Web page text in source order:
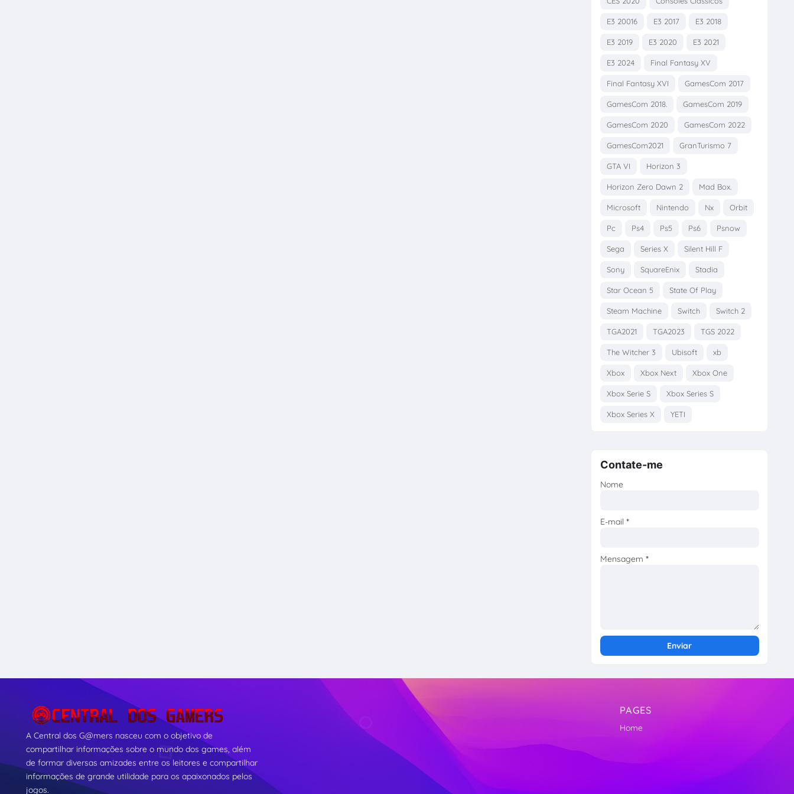
E3 20016 E3 2017 E3 2018
E3 2019 E3 2020 E3 2021
E3 2024 Final Fantasy XV
Final Fantasy XVI GamesCom 2017
GamesCom 2018. GamesCom 2019
GamesCom 2020 GamesCom 2022
GamesCom2021 GranTurismo 7
GTA VI Horizon 3
Horizon Zero Dawn 2 Mad Box.
Microsoft Nintendo Nx Orbit
Pc Ps4 Ps5 Ps6 Psnow
Sega Series X Silent Hill F
Sony SquareEnix Stadia
Star Ocean 5 State Of Play
Steam Machine Switch Switch 2
TGA2021 TGA2023 TGS 2022
The Witcher 3 Ubisoft xb
Xbox Xbox Next Xbox One
Xbox Serie S Xbox Series S
Xbox Series X YETI
Contate-me
Nome
E-mail *
Mensagem *
A Central dos G@mers nasceu com o objetivo de
compartilhar informações sobre o mundo dos games, além
de formar diversas amizades entre os leitores e compartilhar
informações de grande utilidade para os apaixonados pelos
jogos.
PAGES
Home